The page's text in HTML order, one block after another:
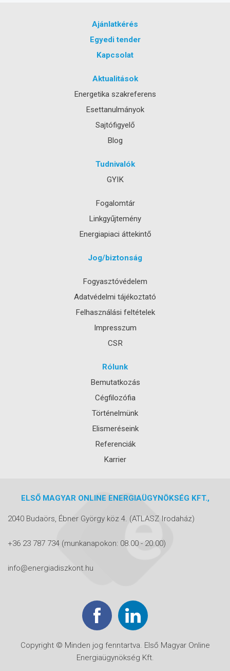
Ajánlatkérés
Egyedi tender
Kapcsolat
Aktualitások
Energetika szakreferens
Esettanulmányok
Sajtófigyelő
Blog
Tudnivalók
GYIK
Fogalomtár
Linkgyűjtemény
Energiapiaci áttekintő
Jog/biztonság
Fogyasztóvédelem
Adatvédelmi tájékoztató
Felhasználási feltételek
Impresszum
CSR
Rólunk
Bemutatkozás
Cégfilozófia
Történelmünk
Elismeréseink
Referenciák
Karrier
ELSŐ MAGYAR ONLINE ENERGIAÜGYNÖKSÉG KFT.,
2040 Budaörs, Ébner György köz 4. (ATLASZ Irodaház)
+36 23 787 734 (munkanapokon: 08.00 - 20.00)
info@energiadiszkont.hu
Copyright © Minden jog fenntartva. Első Magyar Online
Energiaügynökség Kft.